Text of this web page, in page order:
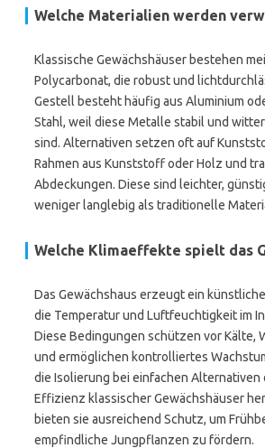
Welche Materialien werden
Klassische Gewächshäuser bestehen
Polycarbonat, die robust und
Gestell besteht häufig aus Aluminium
Stahl, weil diese Metalle stabil und
sind. Alternativen setzen oft auf
Rahmen aus Kunststoff oder Holz und
Abdeckungen. Diese sind leichter,
weniger langlebig als traditionelle
Welche Klimaeffekte spielt das
Das Gewächshaus erzeugt ein
die Temperatur und Luftfeuchtigkeit im
Diese Bedingungen schützen vor Kälte,
und ermöglichen kontrolliertes
die Isolierung bei einfachen Alternativen
Effizienz klassischer Gewächshäuser
bieten sie ausreichend Schutz, um
empfindliche Jungpflanzen zu fördern.